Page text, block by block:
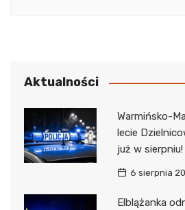
Aktualności
Warmińsko-
lecie
już w sierpniu!
6 sierpnia
Elblążanka